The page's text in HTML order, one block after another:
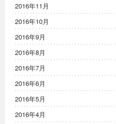
2016年11月
2016年10月
2016年9月
2016年8月
2016年7月
2016年6月
2016年5月
2016年4月